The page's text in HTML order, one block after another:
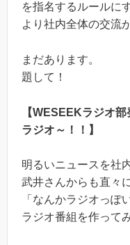
を指名するルールに
より社内全体の交流
まだあります。
題して！
【WESEEKラジオ
ラジオ～！！】
明るいニュースを社
武井さんからも直々
「なんかラジオっぽ
ラジオ番組を作って